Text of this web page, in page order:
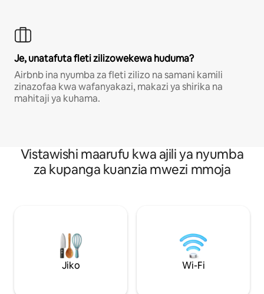
Je, unatafuta fleti zilizowekewa huduma?
Airbnb ina nyumba za fleti zilizo na samani kamili
zinazofaa kwa wafanyakazi, makazi ya shirika na
mahitaji ya kuhama.
Vistawishi maarufu kwa ajili ya nyumba
za kupanga kuanzia mwezi mmoja
Jiko Wi-Fi